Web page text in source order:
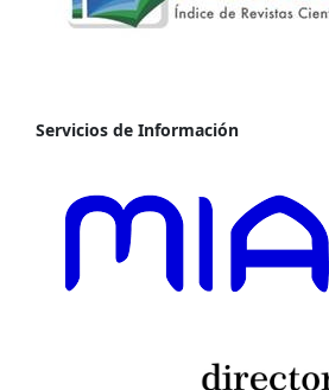
Servicios de Información